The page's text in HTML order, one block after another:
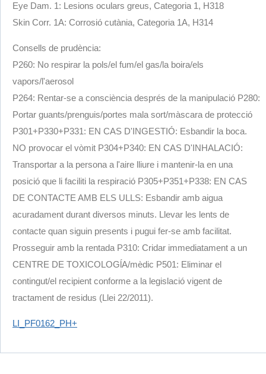
Eye Dam. 1: Lesions oculars greus, Categoria 1, H318
Skin Corr. 1A: Corrosió cutània, Categoria 1A, H314
Consells de prudència:
P260: No respirar la pols/el fum/el gas/la boira/els
vapors/l'aerosol
P264: Rentar-se a consciència després de la manipulació P280:
Portar guants/prenguis/portes mala sort/màscara de protecció
P301+P330+P331: EN CAS D'INGESTIÓ: Esbandir la boca.
NO provocar el vòmit P304+P340: EN CAS D'INHALACIÓ:
Transportar a la persona a l'aire lliure i mantenir-la en una
posició que li faciliti la respiració P305+P351+P338: EN CAS
DE CONTACTE AMB ELS ULLS: Esbandir amb aigua
acuradament durant diversos minuts. Llevar les lents de
contacte quan siguin presents i pugui fer-se amb facilitat.
Prosseguir amb la rentada P310: Cridar immediatament a un
CENTRE DE TOXICOLOGĺA/mèdic P501: Eliminar el
contingut/el recipient conforme a la legislació vigent de
tractament de residus (Llei 22/2011).
LI_PF0162_PH+